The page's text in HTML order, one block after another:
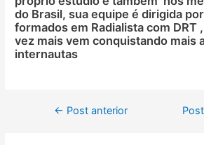
do Brasil, sua equipe é dirigida
formados em Radialista com DRT
vez mais vem conquistando mais
internautas
← Post anterior